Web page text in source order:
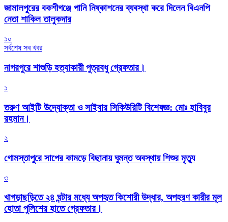
জামালপুরের বকশীগঞ্জে পানি নিষ্কাশনের ব্যবস্থা করে দিলেন বিএনপি
নেতা শাকিল তালুকদার
১০
সর্বশেষ সব খবর
নাগরপুরে শাশুড়ি হত্যাকারী পুত্রবধু গ্রেফতার।
১
তরুণ আইটি উদ্যোক্তা ও সাইবার সিকিউরিটি বিশেষজ্ঞ: মোঃ হাবিবুর
রহমান।
২
গোমস্তাপুরে সাপের কামড়ে বিছানায় ঘুমন্ত অবস্থায় শিশুর মৃত্যু
৩
খাগড়াছড়িতে ২৪ ঘন্টার মধ্যে অপহৃত কিশোরী উদ্ধার, অপহরণ কারীর মূল
হোতা পুলিশের হাতে গ্রেফতার।